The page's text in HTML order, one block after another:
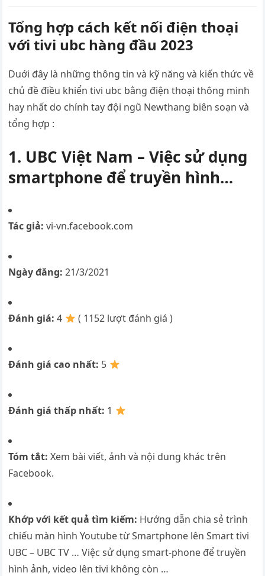
Tổng hợp cách kết nối điện thoại
với tivi ubc hàng đầu 2023
Duới đây là những thông tin và kỹ năng và kiến thức về
chủ đề điều khiển tivi ubc bằng điện thoại thông minh
hay nhất do chính tay đội ngũ Newthang biên soạn và
tổng hợp :
1. UBC Việt Nam – Việc sử dụng
smartphone để truyền hình…
Tác giả:vi-vn.facebook.com
Ngày đăng:21/3/2021
Đánh giá:4 ( 1152 lượt đánh giá )
Đánh giá cao nhất: 5
Đánh giá thấp nhất: 1
Tóm tắt:Xem bài viết, ảnh và nội dung khác trên
Facebook.
Khớp với kết quả tìm kiếm: Hướng dẫn chia sẻ trình
chiếu màn hình Youtube từ Smartphone lên Smart tivi
UBC – UBC TV … Việc sử dụng smart-phone để truyền
hình ảnh, video lên tivi không còn …